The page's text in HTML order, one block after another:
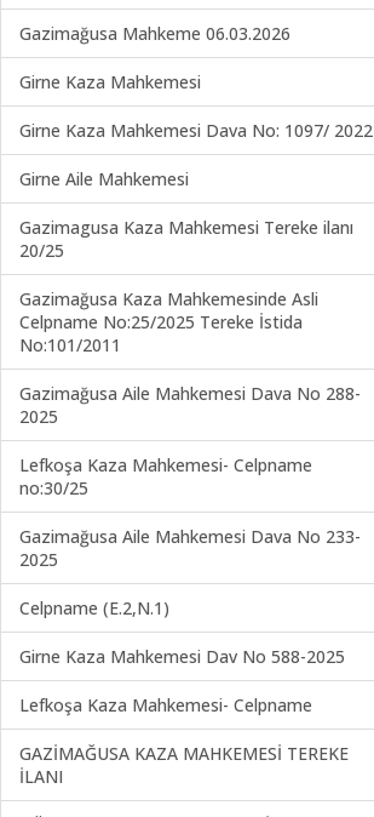
Gazimağusa Mahkeme 06.03.2026
Girne Kaza Mahkemesi
Girne Kaza Mahkemesi Dava No: 1097/ 2022
Girne Aile Mahkemesi
Gazimagusa Kaza Mahkemesi Tereke ilanı
20/25
Gazimağusa Kaza Mahkemesinde Asli
Celpname No:25/2025 Tereke İstida
No:101/2011
Gazimağusa Aile Mahkemesi Dava No 288-
2025
Lefkoşa Kaza Mahkemesi- Celpname
no:30/25
Gazimağusa Aile Mahkemesi Dava No 233-
2025
Celpname (E.2,N.1)
Girne Kaza Mahkemesi Dav No 588-2025
Lefkoşa Kaza Mahkemesi- Celpname
GAZİMAĞUSA KAZA MAHKEMESİ TEREKE
İLANI